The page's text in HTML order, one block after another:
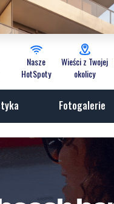
Nasze
HotSpoty
Wieści z Twojej
okolicy
Fotogalerie